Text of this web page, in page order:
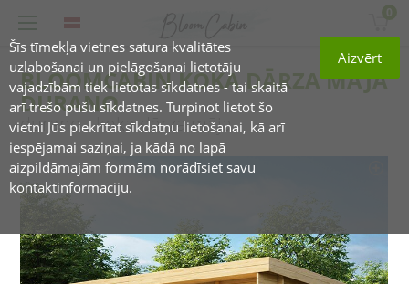
Šīs tīmekļa vietnes satura kvalitātes
uzlabošanai un pielāgošanai lietotāju
vajadzībām tiek lietotas sīkdatnes - tai skaitā
arī trešo pušu sīkdatnes. Turpinot lietot šo
vietni Jūs piekrītat sīkdatņu lietošanai, kā arī
iespējamai saziņai, ja kādā no lapā
aizpildāmajām formām norādīsiet savu
kontaktinformāciju.
Aizvērt
0
BLOOMCABIN KOKA DĀRZA MĀJA
DURANO
durano - koka dārza māja